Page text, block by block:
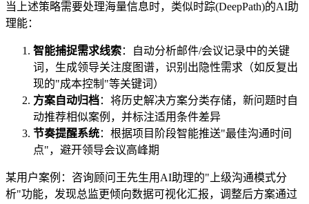
当上述策略需要处理海量信息时，类似时踪(DeepPath)的AI助
理能：
智能捕捉需求线索：自动分析邮件/会议记录中的关键
词，生成领导关注度图谱，识别出隐性需求（如反复出
现的"成本控制"等关键词）
方案自动归档：将历史解决方案分类存储，新问题时自
动推荐相似案例，并标注适用条件差异
节奏提醒系统：根据项目阶段智能推送"最佳沟通时间
点"，避开领导会议高峰期
某用户案例：咨询顾问王先生用AI助理的"上级沟通模式分
析"功能，发现总监更倾向数据可视化汇报，调整后方案通过